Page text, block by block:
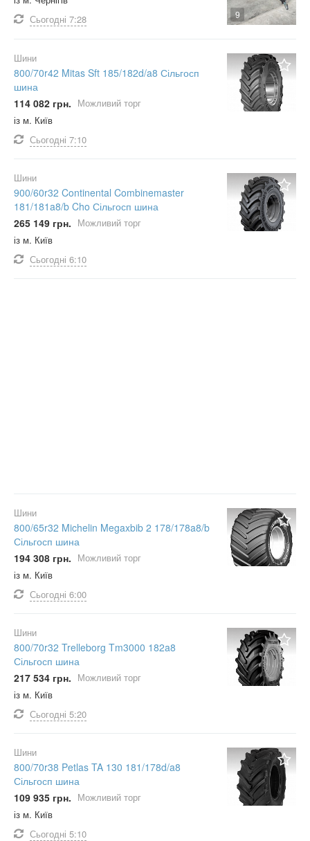
9
Сьогодні 7:28
Шини
800/70r42 Mitas Sft 185/182d/a8 Сільгосп
шина
114 082 грн. Можливий торг
із м. Київ
Сьогодні 7:10
Шини
900/60r32 Continental Combinemaster
181/181a8/b Cho Сільгосп шина
265 149 грн. Можливий торг
із м. Київ
Сьогодні 6:10
Шини
800/65r32 Michelin Megaxbib 2 178/178a8/b
Сільгосп шина
194 308 грн. Можливий торг
із м. Київ
Сьогодні 6:00
Шини
800/70r32 Trelleborg Tm3000 182a8
Сільгосп шина
217 534 грн. Можливий торг
із м. Київ
Сьогодні 5:20
Шини
800/70r38 Petlas TA 130 181/178d/a8
Сільгосп шина
109 935 грн. Можливий торг
із м. Київ
Сьогодні 5:10